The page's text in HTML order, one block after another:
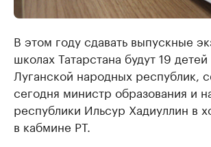
В этом году сдавать выпускные
школах Татарстана будут 19
Луганской народных республик,
сегодня министр образования и
республики Ильсур Хадиуллин в
в кабмине РТ.